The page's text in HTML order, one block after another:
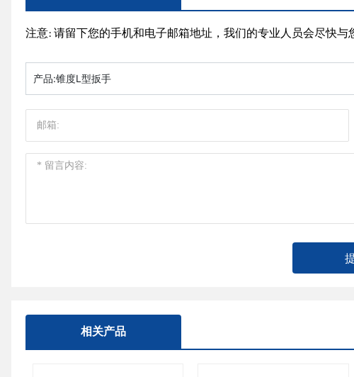
注意: 请留下您的手机和电子邮箱地址，我们的专业人员会尽快与
产品:锥度L型扳手
相关产品